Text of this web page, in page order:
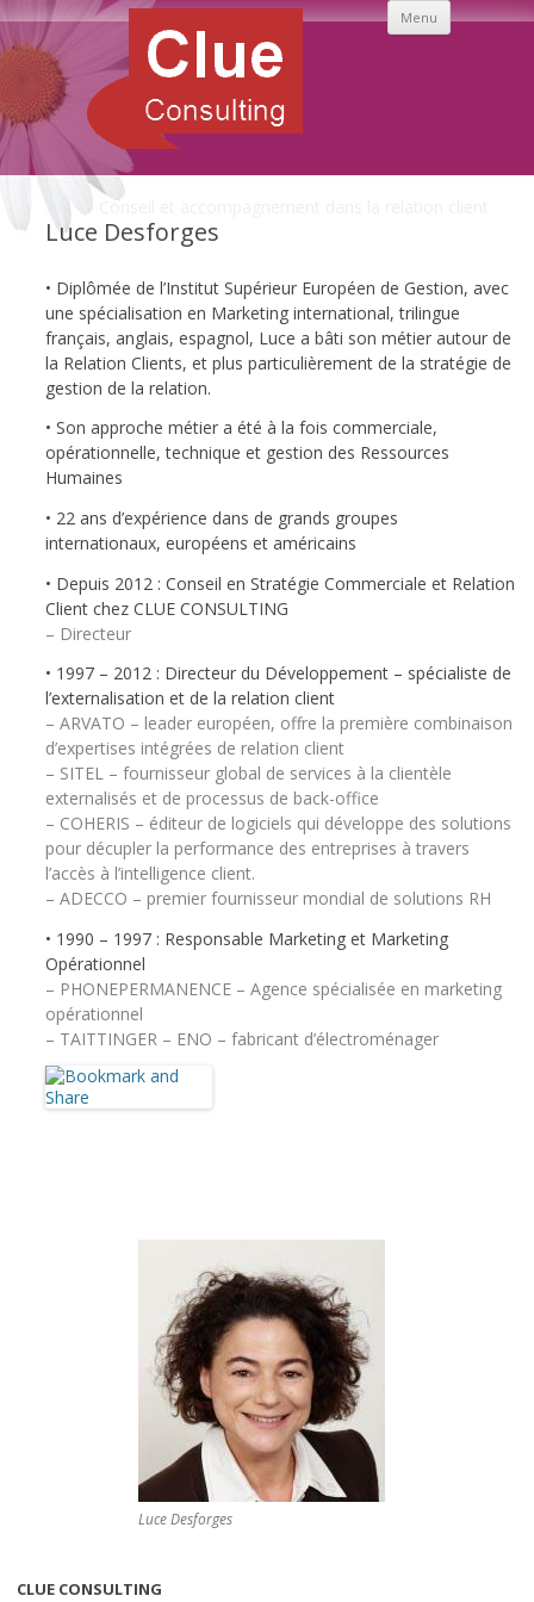
Conseil et accompagnement dans la relation client
Menu
Aller
au
Luce Desforges
• Diplômée de l’Institut Supérieur Européen de Gestion, avec
une spécialisation en Marketing international, trilingue
français, anglais, espagnol, Luce a bâti son métier autour de
la Relation Clients, et plus particulièrement de la stratégie de
gestion de la relation.
• Son approche métier a été à la fois commerciale,
opérationnelle, technique et gestion des Ressources
Humaines
• 22 ans d’expérience dans de grands groupes
internationaux, européens et américains
• Depuis 2012 : Conseil en Stratégie Commerciale et Relation
Client chez CLUE CONSULTING
– Directeur
• 1997 – 2012 : Directeur du Développement – spécialiste de
l’externalisation et de la relation client
– ARVATO – leader européen, offre la première combinaison
d’expertises intégrées de relation client
– SITEL – fournisseur global de services à la clientèle
externalisés et de processus de back-office
– COHERIS – éditeur de logiciels qui développe des solutions
pour décupler la performance des entreprises à travers
l’accès à l’intelligence client.
– ADECCO – premier fournisseur mondial de solutions RH
• 1990 – 1997 : Responsable Marketing et Marketing
Opérationnel
– PHONEPERMANENCE – Agence spécialisée en marketing
opérationnel
– TAITTINGER – ENO – fabricant d’électroménager
Luce Desforges
CLUE CONSULTING